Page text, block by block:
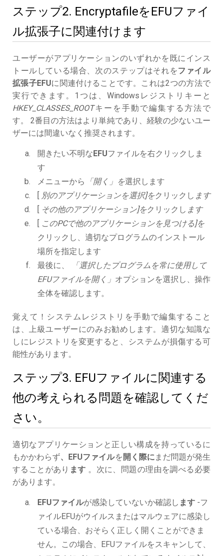
ステップ2. EncryptafileをEFUファイ
ル拡張子に関連付けます
ユーザーがアプリケーションのいずれかを既にインス
トールしている場合、次のステップはそれをファイル
拡張子EFUに関連付けることです。これは2つの方法で
実行できます。1つは、Windowsレジストリキーと
HKEY_CLASSES_ROOTキーを手動で編集する方法で
す。 2番目の方法はより単純であり、経験の少ないユー
ザーには間違いなく推奨されます。
開きたい不明なEFUファイルを右クリックしま
す
メニューから
「開く」を選択します
[ 別のアプリケーションを選択]をクリックし ます
[ その他のアプリケーション]をクリックし ます
[ このPCで他のアプリケーションを見つける]を
クリックし、適切なプログラムのインストール
場所を指定します
最後に、
「選択したプログラムを常に使用して
EFUファイルを開く」 オプションを選択し、操作
全体を確認します。
覚えて！システムレジストリを手動で編集すること
は、上級ユーザーにのみお勧めします。適切な知識な
しにレジストリを変更すると、システムが損傷する可
能性があります。
ステップ3. EFUファイルに関連する
他の考えられる問題を確認してくだ
さい。
適切なアプリケーションと正しい構成を持っているに
もかかわらず、EFUファイルを 開く際に まだ問題が発生
することがあり ます 。次に、問題の理由を調べる必要
があります。
EFUファイルが感染していないか確認し ます -フ
ァイルEFUがウイルスまたはマルウェアに感染し
ている場合、おそらく正しく開くことができま
せん。この場合、EFUファイルをスキャンして、